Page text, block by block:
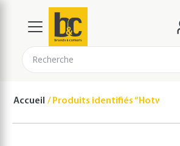
Recherche
Accueil Produits identifiés “Hotweels”